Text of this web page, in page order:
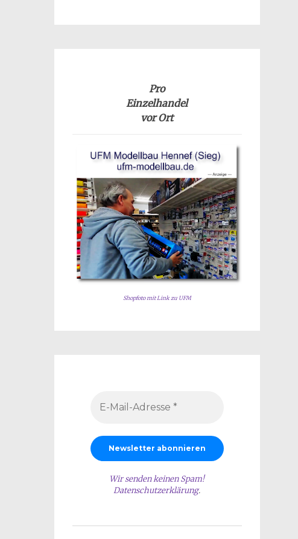
Pro
Einzelhandel
vor Ort
Shopfoto mit Link zu UFM
Wir senden keinen Spam!
Datenschutzerklärung.